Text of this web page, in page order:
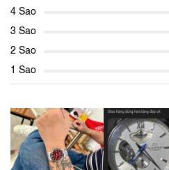
4 Sao
3 Sao
2 Sao
1 Sao